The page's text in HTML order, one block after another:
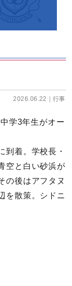
2026.06.22 行事
学3年生がオー
到着。学校長・
空と白い砂浜が
の後はアフタヌ
を散策。シドニ